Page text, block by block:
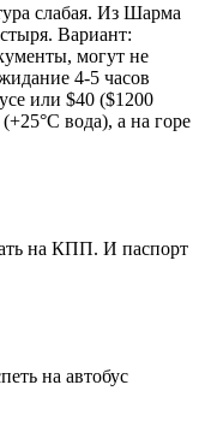
слабая. Из Шарма
Вариант:
могут не
4-5 часов
или $40 ($1200
вода), а на горе
на КПП. И паспорт
на автобус